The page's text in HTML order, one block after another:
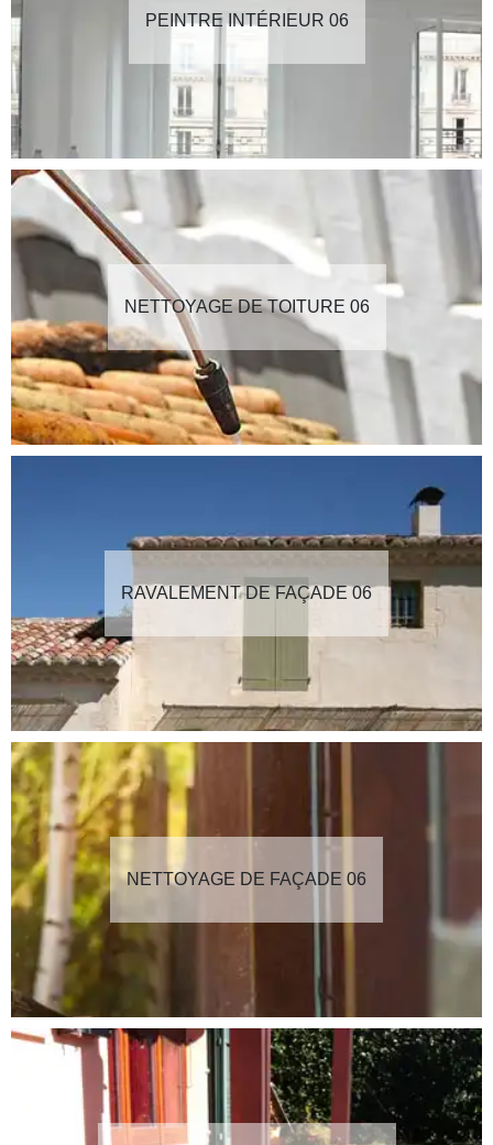
PEINTRE INTÉRIEUR 06
NETTOYAGE DE TOITURE 06
RAVALEMENT DE FAÇADE 06
NETTOYAGE DE FAÇADE 06